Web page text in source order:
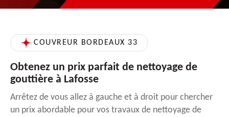
COUVREUR BORDEAUX 33
Obtenez un prix parfait de nettoyage de
gouttière à Lafosse
Arrêtez de vous allez à gauche et à droit pour chercher
un prix abordable pour vos travaux de nettoyage de